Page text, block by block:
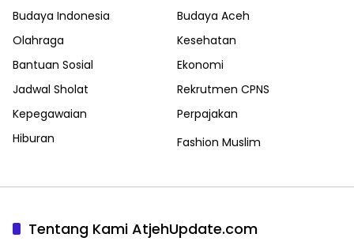
Budaya Indonesia
Budaya Aceh
Olahraga
Kesehatan
Bantuan Sosial
Ekonomi
Jadwal Sholat
Rekrutmen CPNS
Kepegawaian
Perpajakan
Hiburan
Fashion Muslim
Tentang Kami AtjehUpdate.com